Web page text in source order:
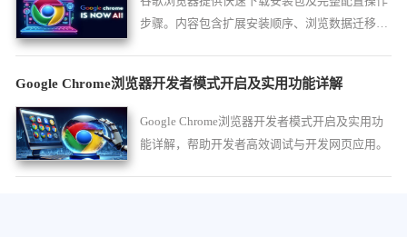
步骤。内容包含扩展安装顺序、浏览数据迁移及
Google Chrome浏览器开发者模式开启及实用功能详解
Google Chrome浏览器开发者模式开启及实用功
能详解，帮助开发者高效调试与开发网页应用。